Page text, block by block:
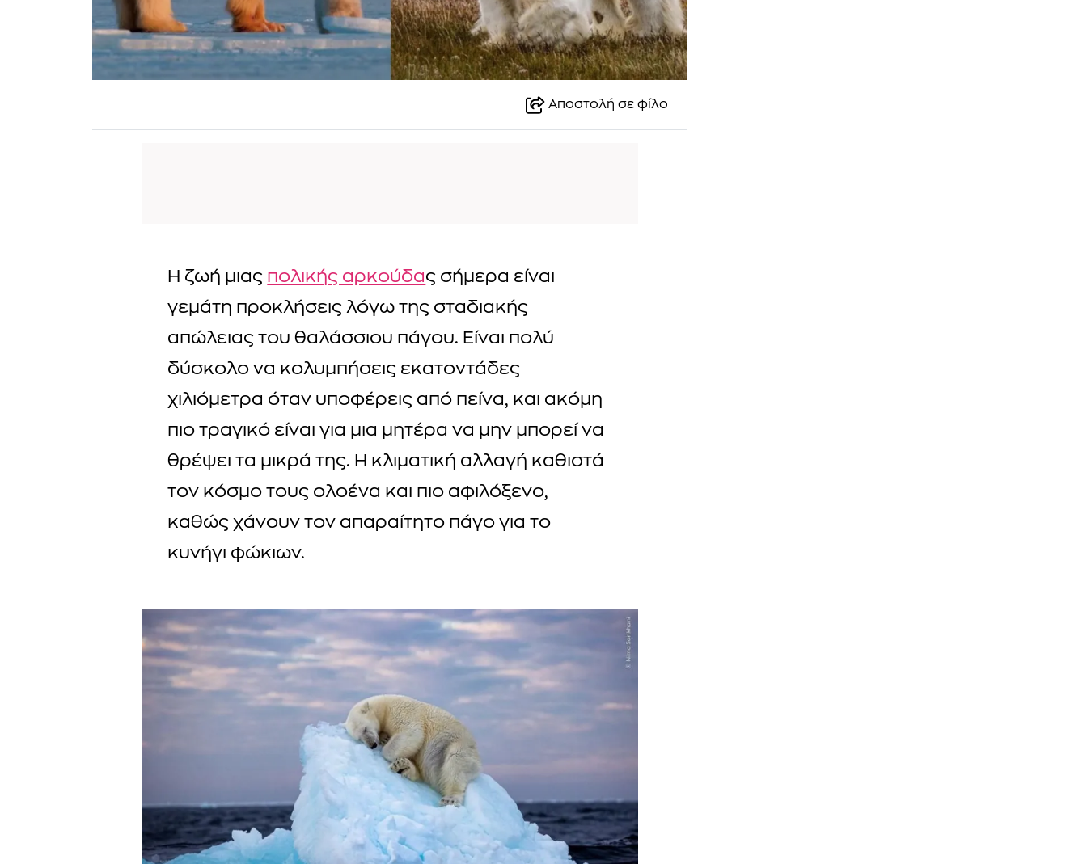
Αποστολή σε φίλο
Η ζωή μιας πολικής αρκούδας σήμερα είναι
γεμάτη προκλήσεις λόγω της σταδιακής
απώλειας του θαλάσσιου πάγου. Είναι πολύ
δύσκολο να κολυμπήσεις εκατοντάδες
χιλιόμετρα όταν υποφέρεις από πείνα, και ακόμη
πιο τραγικό είναι για μια μητέρα να μην μπορεί να
θρέψει τα μικρά της. Η κλιματική αλλαγή καθιστά
τον κόσμο τους ολοένα και πιο αφιλόξενο,
καθώς χάνουν τον απαραίτητο πάγο για το
κυνήγι φώκιων.